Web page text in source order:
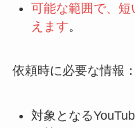
可能な範囲で、短
えます。
依頼時に必要な情報：
対象となる